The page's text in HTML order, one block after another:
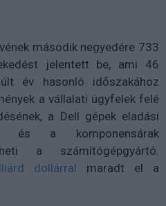
második negyedére 733
jelentett be, ami 46
év hasonló időszakához
a vállalati ügyfelek felé
a Dell gépek eladási
és a komponensárak
a számítógépgyártó.
dollárral maradt el a